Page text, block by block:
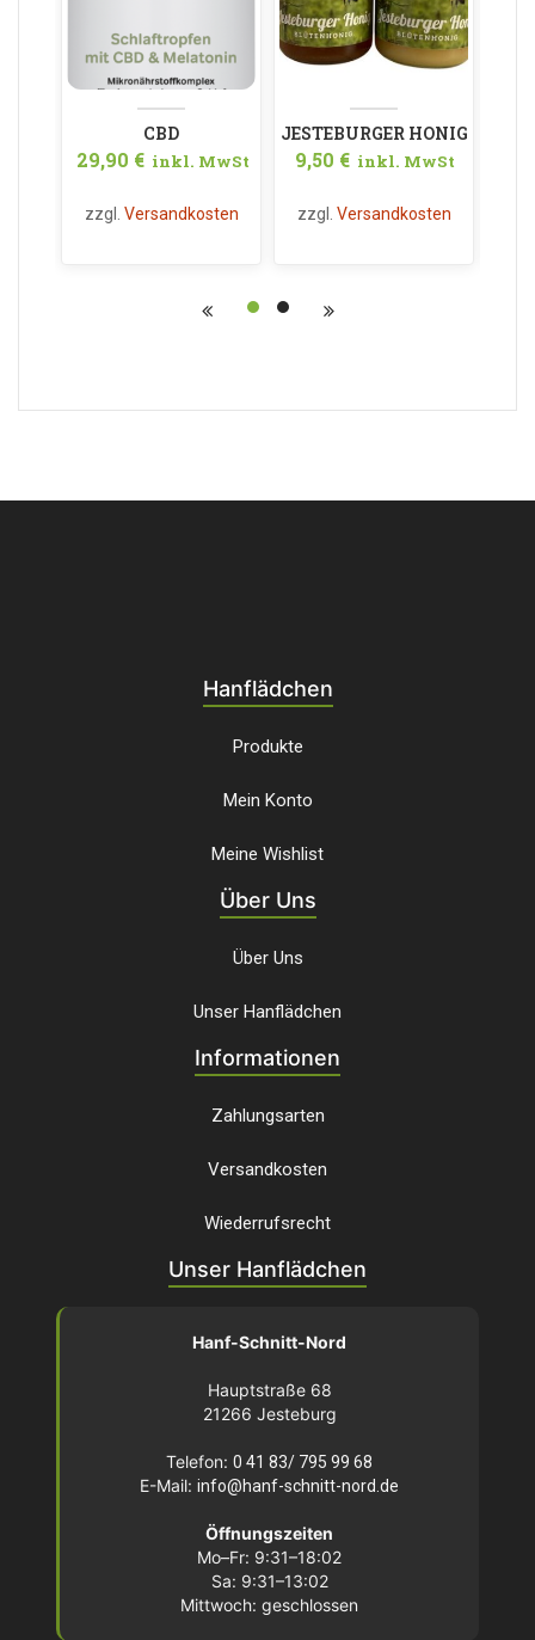
zzgl. Versandkosten
CBD
SCHLAFTROPFEN
29,90 € inkl. MwSt
zzgl. Versandkosten
JESTEBURGER HONIG
VOM HANFFELD
CREMIG
9,50 € inkl. MwSt
Hanflädchen
Produkte
Mein Konto
Meine Wishlist
Über Uns
Über Uns
Unser Hanflädchen
Informationen
Zahlungsarten
Versandkosten
Wiederrufsrecht
Unser Hanflädchen
Hanf-Schnitt-Nord
Hauptstraße 68
21266 Jesteburg
Telefon: 0 41 83/ 795 99 68
E-Mail: info@hanf-schnitt-nord.de
Öffnungszeiten
Mo–Fr: 9:31–18:02
Sa: 9:31–13:02
Mittwoch: geschlossen